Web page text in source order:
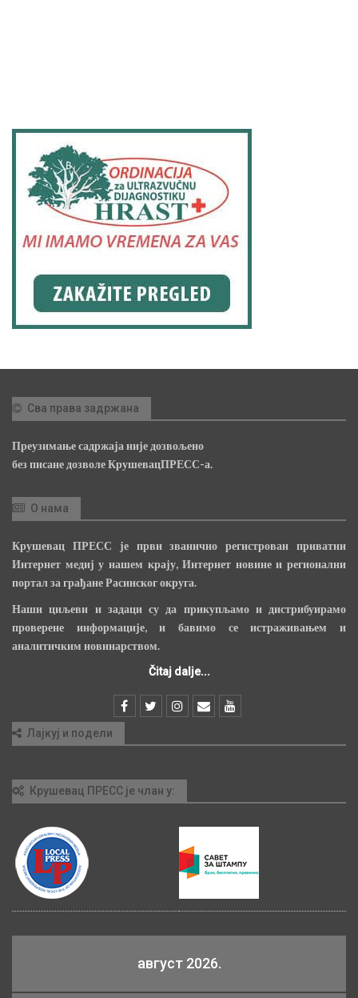
Сва права задржана
Преузимање садржаја није дозвољено
без писане дозволе КрушевацПРЕСС-а.
О нама
Крушевац ПРЕСС је први званично регистрован приватни
Интернет медиј у нашем крају, Интернет новине и регионални
портал за грађане Расинског округа.
Наши циљеви и задаци су да прикупљамо и дистрибуирамо
проверене информације, и бавимо се истраживањем и
аналитичким новинарством.
Čitaj dalje...
Лајкуј и подели
Крушевац ПРЕСС је члан у:
август 2026.